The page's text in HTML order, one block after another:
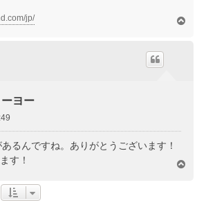
jp/
ヨー
るんですね。ありがとうございます！
す！